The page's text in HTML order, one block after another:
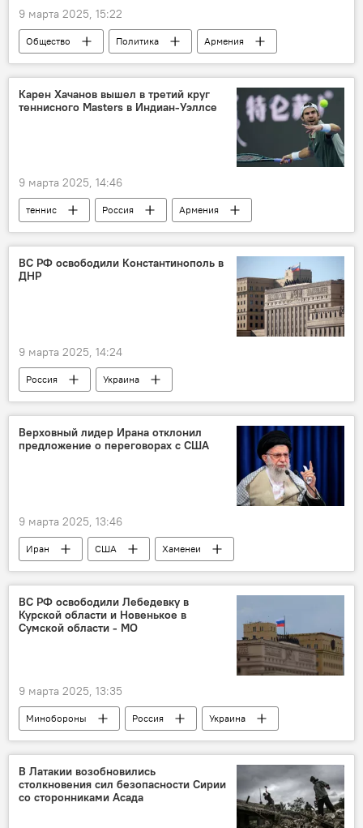
9 марта 2025, 15:22
Общество Политика
Армения
Колумнисты
Победа
Карен Хачанов вышел в третий круг
теннисного Masters в Индиан-Уэллсе
9 марта 2025, 14:46
теннис Россия
Армения
Новости Армения
ВС РФ освободили Константинополь в
ДНР
9 марта 2025, 14:24
Россия Украина
Верховный лидер Ирана отклонил
предложение о переговорах с США
9 марта 2025, 13:46
Иран США Хаменеи
ВС РФ освободили Лебедевку в
Курской области и Новенькое в
Сумской области - МО
9 марта 2025, 13:35
Минобороны Россия Украина
В Латакии возобновились
столкновения сил безопасности Сирии
со сторонниками Асада